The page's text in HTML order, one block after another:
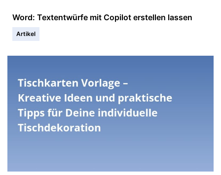
Word: Textentwürfe mit Copilot erstellen lassen
Artikel